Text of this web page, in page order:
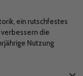
ein rutschfestes
die
Nutzung